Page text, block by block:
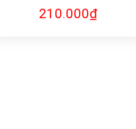
210.000₫